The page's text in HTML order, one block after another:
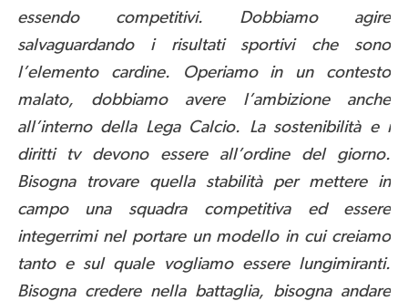
essendo competitivi. Dobbiamo agire
salvaguardando i risultati sportivi che sono
l’elemento cardine. Operiamo in un contesto
malato, dobbiamo avere l’ambizione anche
all’interno della Lega Calcio. La sostenibilità e i
diritti tv devono essere all’ordine del giorno.
Bisogna trovare quella stabilità per mettere in
campo una squadra competitiva ed essere
integerrimi nel portare un modello in cui creiamo
tanto e sul quale vogliamo essere lungimiranti.
Bisogna credere nella battaglia, bisogna andare